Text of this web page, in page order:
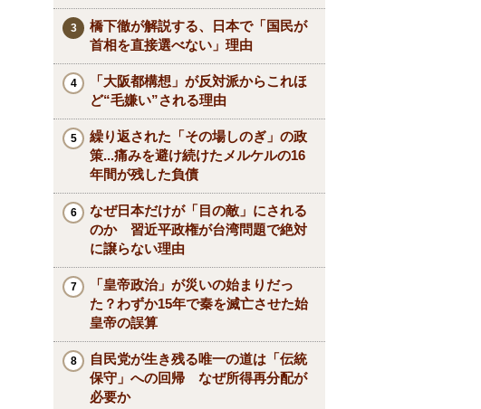
橋下徹が解説する、日本で「国民が
首相を直接選べない」理由
「大阪都構想」が反対派からこれほ
ど“毛嫌い”される理由
繰り返された「その場しのぎ」の政
策...痛みを避け続けたメルケルの16
年間が残した負債
なぜ日本だけが「目の敵」にされる
のか 習近平政権が台湾問題で絶対
に譲らない理由
「皇帝政治」が災いの始まりだっ
た？わずか15年で秦を滅亡させた始
皇帝の誤算
自民党が生き残る唯一の道は「伝統
保守」への回帰 なぜ所得再分配が
必要か